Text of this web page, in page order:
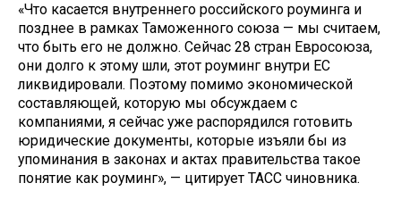
«Что касается внутреннего российского роуминга и
позднее в рамках Таможенного союза — мы считаем,
что быть его не должно. Сейчас 28 стран Евросоюза,
они долго к этому шли, этот роуминг внутри ЕС
ликвидировали. Поэтому помимо экономической
составляющей, которую мы обсуждаем с
компаниями, я сейчас уже распорядился готовить
юридические документы, которые изъяли бы из
упоминания в законах и актах правительства такое
понятие как роуминг», — цитирует ТАСС чиновника.